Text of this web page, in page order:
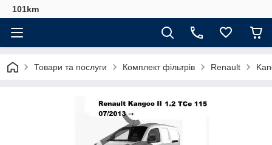
101km
Товари та послуги Комплект фільтрів Renault